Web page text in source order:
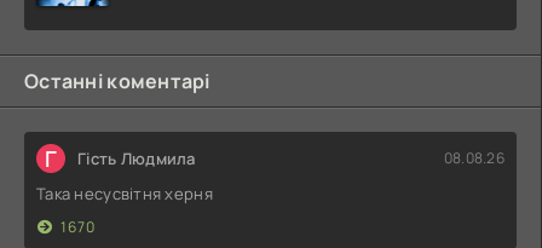
Останні коментарі
Г Гість Людмила 08.08.26
Така несусвітня херня
1670